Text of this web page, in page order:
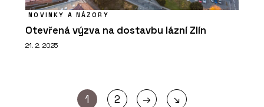
NOVINKY A NÁZORY
Otevřená výzva na dostavbu lázní Zlín
21. 2. 2025
1 2 → ↘